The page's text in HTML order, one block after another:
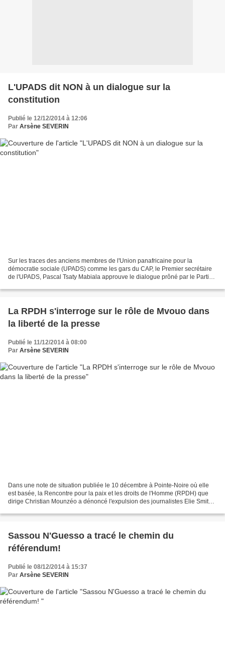
L'UPADS dit NON à un dialogue sur la
constitution
Publié le 12/12/2014 à 12:06
Par Arsène SEVERIN
Sur les traces des anciens membres de l'Union panafricaine pour la
démocratie sociale (UPADS) comme les gars du CAP, le Premier secrétaire
de l'UPADS, Pascal Tsaty Mabiala approuve le dialogue prôné par le Parti
La RPDH s'interroge sur le rôle de Mvouo dans
la liberté de la presse
Publié le 11/12/2014 à 08:00
Par Arsène SEVERIN
Dans une note de situation publiée le 10 décembre à Pointe-Noire où elle
est basée, la Rencontre pour la paix et les droits de l'Homme (RPDH) que
dirige Christian Mounzéo a dénoncé l'expulsion des journalistes Elie Smith
Sassou N'Guesso a tracé le chemin du
référendum!
Publié le 08/12/2014 à 15:37
Par Arsène SEVERIN